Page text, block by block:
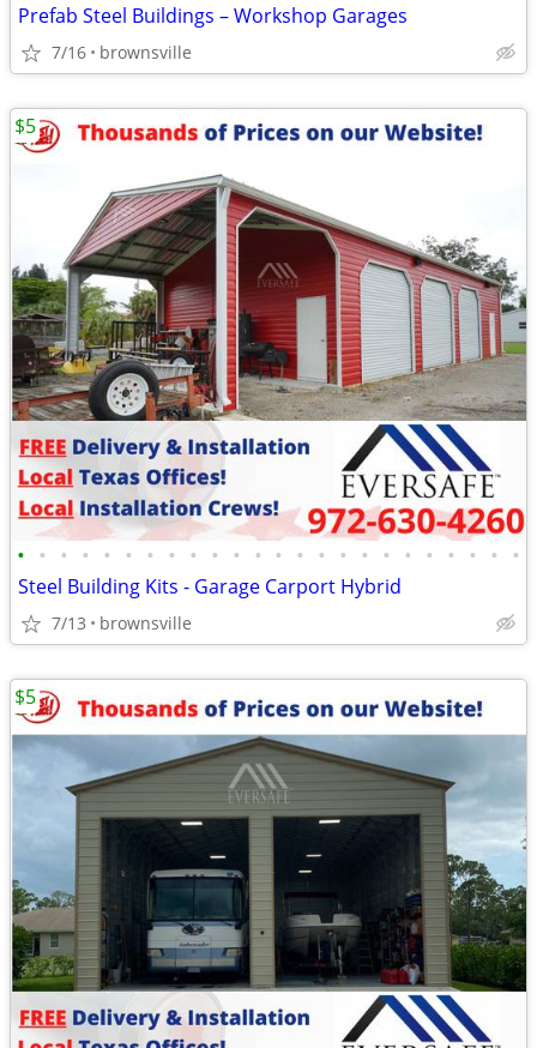
Prefab Steel Buildings – Workshop Garages
7/16 brownsville
• • • • • • • • • • • • • • • • • • • • • • • •
Steel Building Kits - Garage Carport Hybrid
7/13 brownsville
$5
$5